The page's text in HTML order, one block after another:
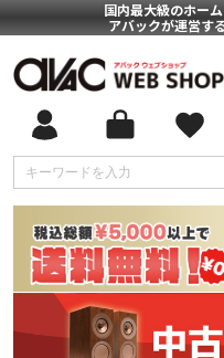
国内最大級のホー
アバックが運営す